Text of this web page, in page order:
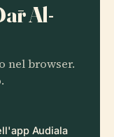
Al-
nel browser.
Audiala